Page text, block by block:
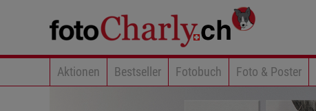
Aktionen Bestseller Fotobuch Foto & Poster